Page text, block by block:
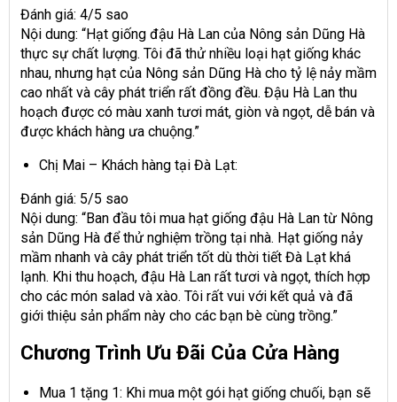
Đánh giá: 4/5 sao
Nội dung: “Hạt giống đậu Hà Lan của Nông sản Dũng Hà
thực sự chất lượng. Tôi đã thử nhiều loại hạt giống khác
nhau, nhưng hạt của Nông sản Dũng Hà cho tỷ lệ nảy mầm
cao nhất và cây phát triển rất đồng đều. Đậu Hà Lan thu
hoạch được có màu xanh tươi mát, giòn và ngọt, dễ bán và
được khách hàng ưa chuộng.”
Chị Mai – Khách hàng tại Đà Lạt:
Đánh giá: 5/5 sao
Nội dung: “Ban đầu tôi mua hạt giống đậu Hà Lan từ Nông
sản Dũng Hà để thử nghiệm trồng tại nhà. Hạt giống nảy
mầm nhanh và cây phát triển tốt dù thời tiết Đà Lạt khá
lạnh. Khi thu hoạch, đậu Hà Lan rất tươi và ngọt, thích hợp
cho các món salad và xào. Tôi rất vui với kết quả và đã
giới thiệu sản phẩm này cho các bạn bè cùng trồng.”
Chương Trình Ưu Đãi Của Cửa Hàng
Mua 1 tặng 1: Khi mua một gói hạt giống chuối, bạn sẽ